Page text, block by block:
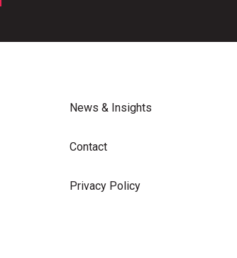
News & Insights
Contact
Privacy Policy